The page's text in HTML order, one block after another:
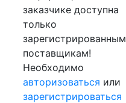
заказчике доступна
только
зарегистрированным
поставщикам!
Необходимо
авторизоваться или
зарегистрироваться